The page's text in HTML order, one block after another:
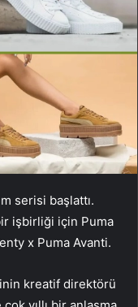
serisi başlattı.
işbirliği için Puma
x Puma Avanti.
kreatif direktörü